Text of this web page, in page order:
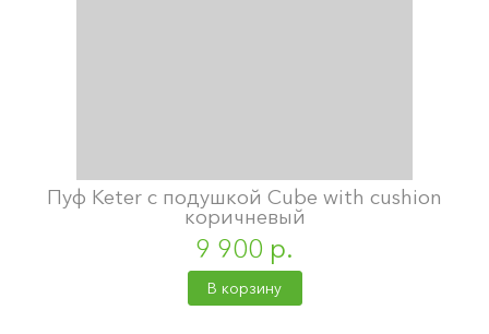
Пуф Keter с подушкой Cube with cushion
коричневый
9 900 р.
В корзину